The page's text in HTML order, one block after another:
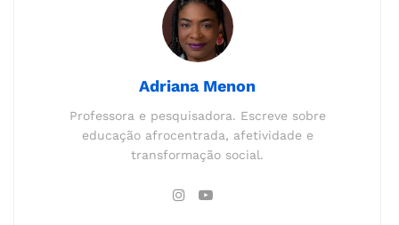
Adriana Menon
Professora e pesquisadora. Escreve sobre
educação afrocentrada, afetividade e
transformação social.